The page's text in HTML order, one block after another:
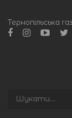
Тернопільська
Пошук